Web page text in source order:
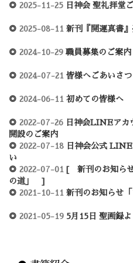
◎ 2025-11-25 日神会 聖礼拝堂
◎ 2025-08-11 新刊『開運真書
◎ 2024-10-29 職員募集のご案内
◎ 2024-07-21 皆様へごあいさつ
◎ 2024-06-11 初めての皆様へ
◎ 2022-07-26 日神会LINEアカ
開設のご案内
◎ 2022-07-18 日神会公式 LINE
い
◎ 2022-07-01 [ 新刊のお知ら
の道」 ]
◎ 2021-10-11 新刊のお知らせ
◎ 2021-05-19 5月15日 聖画録よ